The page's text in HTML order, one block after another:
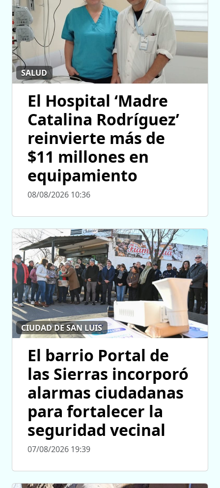
SALUD
El Hospital ‘Madre
Catalina Rodríguez’
reinvierte más de
$11 millones en
equipamiento
08/08/2026 10:36
CIUDAD DE SAN LUIS
El barrio Portal de
las Sierras incorporó
alarmas ciudadanas
para fortalecer la
seguridad vecinal
07/08/2026 19:39